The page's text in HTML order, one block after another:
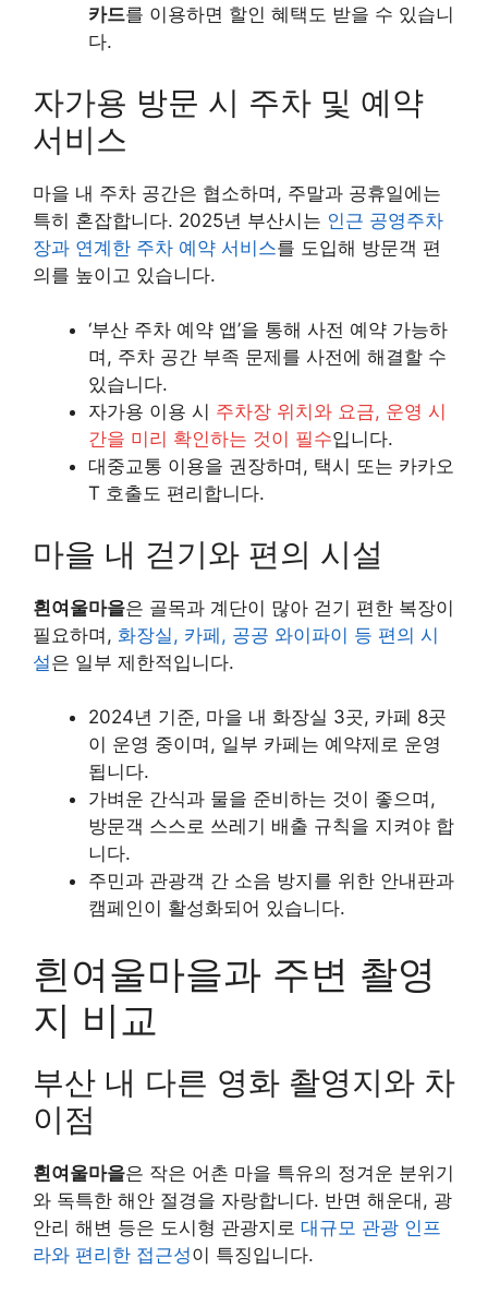
카드를 이용하면 할인 혜택도 받을 수 있습니
다.
자가용 방문 시 주차 및 예약
서비스
마을 내 주차 공간은 협소하며, 주말과 공휴일에는
특히 혼잡합니다. 2025년 부산시는 인근 공영주차
장과 연계한 주차 예약 서비스를 도입해 방문객 편
의를 높이고 있습니다.
‘부산 주차 예약 앱’을 통해 사전 예약 가능하
며, 주차 공간 부족 문제를 사전에 해결할 수
있습니다.
자가용 이용 시 주차장 위치와 요금, 운영 시
간을 미리 확인하는 것이 필수입니다.
대중교통 이용을 권장하며, 택시 또는 카카오
T 호출도 편리합니다.
마을 내 걷기와 편의 시설
흰여울마을은 골목과 계단이 많아 걷기 편한 복장이
필요하며, 화장실, 카페, 공공 와이파이 등 편의 시
설은 일부 제한적입니다.
2024년 기준, 마을 내 화장실 3곳, 카페 8곳
이 운영 중이며, 일부 카페는 예약제로 운영
됩니다.
가벼운 간식과 물을 준비하는 것이 좋으며,
방문객 스스로 쓰레기 배출 규칙을 지켜야 합
니다.
주민과 관광객 간 소음 방지를 위한 안내판과
캠페인이 활성화되어 있습니다.
흰여울마을과 주변 촬영
지 비교
부산 내 다른 영화 촬영지와 차
이점
흰여울마을은 작은 어촌 마을 특유의 정겨운 분위기
와 독특한 해안 절경을 자랑합니다. 반면 해운대, 광
안리 해변 등은 도시형 관광지로 대규모 관광 인프
라와 편리한 접근성이 특징입니다.